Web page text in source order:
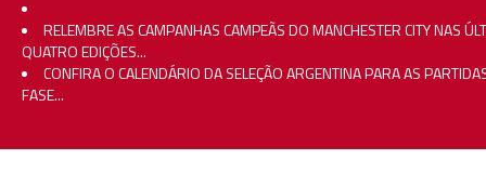
RELEMBRE AS CAMPANHAS CAMPEÃS DO MANCHESTER CITY NAS
QUATRO EDIÇÕES...
CONFIRA O CALENDÁRIO DA SELEÇÃO ARGENTINA PARA AS
FASE...